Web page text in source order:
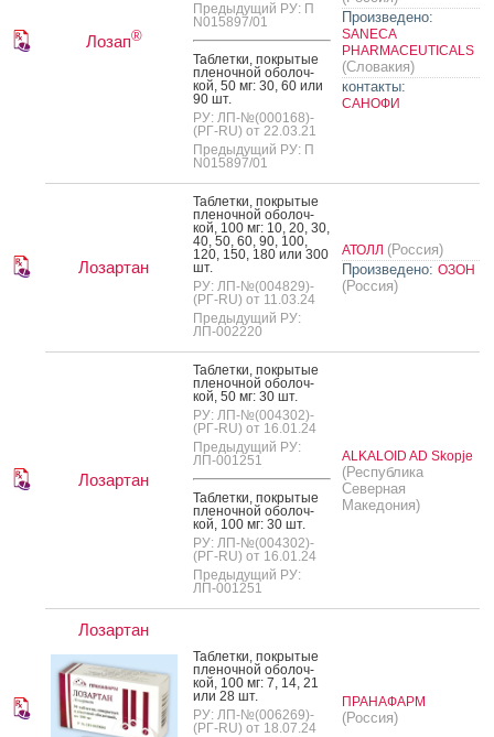
Лозап®
Предыдущий РУ: П
N015897/01
Таб­летки, пок­ры­тые
пле­ноч­ной обо­лоч­
кой, 50 мг: 30, 60 или
90 шт.
РУ: ЛП-№(000168)-
(РГ-RU) от 22.03.21
Предыдущий РУ: П
N015897/01
Произведено:
SANECA
PHARMACEUTICALS
(Словакия)
контакты:
САНОФИ
Лозартан
Таб­летки, пок­ры­тые
пле­ноч­ной обо­лоч­
кой, 100 мг: 10, 20, 30,
40, 50, 60, 90, 100,
120, 150, 180 или 300
шт.
РУ: ЛП-№(004829)-
(РГ-RU) от 11.03.24
Предыдущий РУ:
ЛП-002220
АТОЛЛ (Россия)
Произведено: ОЗОН
(Россия)
Лозартан
Таб­летки, пок­ры­тые
пле­ноч­ной обо­лоч­
кой, 50 мг: 30 шт.
РУ: ЛП-№(004302)-
(РГ-RU) от 16.01.24
Предыдущий РУ:
ЛП-001251
Таб­летки, пок­ры­тые
пле­ноч­ной обо­лоч­
кой, 100 мг: 30 шт.
РУ: ЛП-№(004302)-
(РГ-RU) от 16.01.24
Предыдущий РУ:
ЛП-001251
ALKALOID AD Skopje
(Республика
Северная
Македония)
Лозартан
Таб­летки, пок­ры­тые
пле­ноч­ной обо­лоч­
кой, 100 мг: 7, 14, 21
или 28 шт.
РУ: ЛП-№(006269)-
(РГ-RU) от 18.07.24
ПРАНАФАРМ
(Россия)